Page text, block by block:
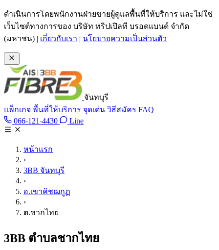
ข้ามไปเนื้อหาหลัก
ดำเนินการโดยพนักงานฝ่ายขายผู้ดูแลพื้นที่ให้บริการ และไม่ใช่
เว็บไซต์ทางการของ บริษัท ทริปเปิลที บรอดแบนด์ จำกัด
(มหาชน) | เกี่ยวกับเรา | นโยบายความเป็นส่วนตัว
จันทบุรี
แพ็กเกจ พื้นที่ให้บริการ จุดเด่น วิธีสมัคร FAQ
066-121-4430 โทร 066-121-4430
LineLine @tan3bb
หน้าแรก
›
3BB จันทบุรี
›
อ.เขาคิชฌกูฏ
›
ต.ชากไทย
3BB ตำบลชากไทย